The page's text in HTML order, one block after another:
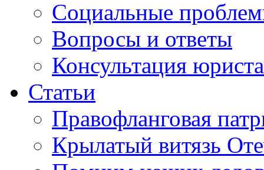
Социальные
Вопросы и ответы
Консультация юриста
Статьи
Правофланговая
Крылатый витязь